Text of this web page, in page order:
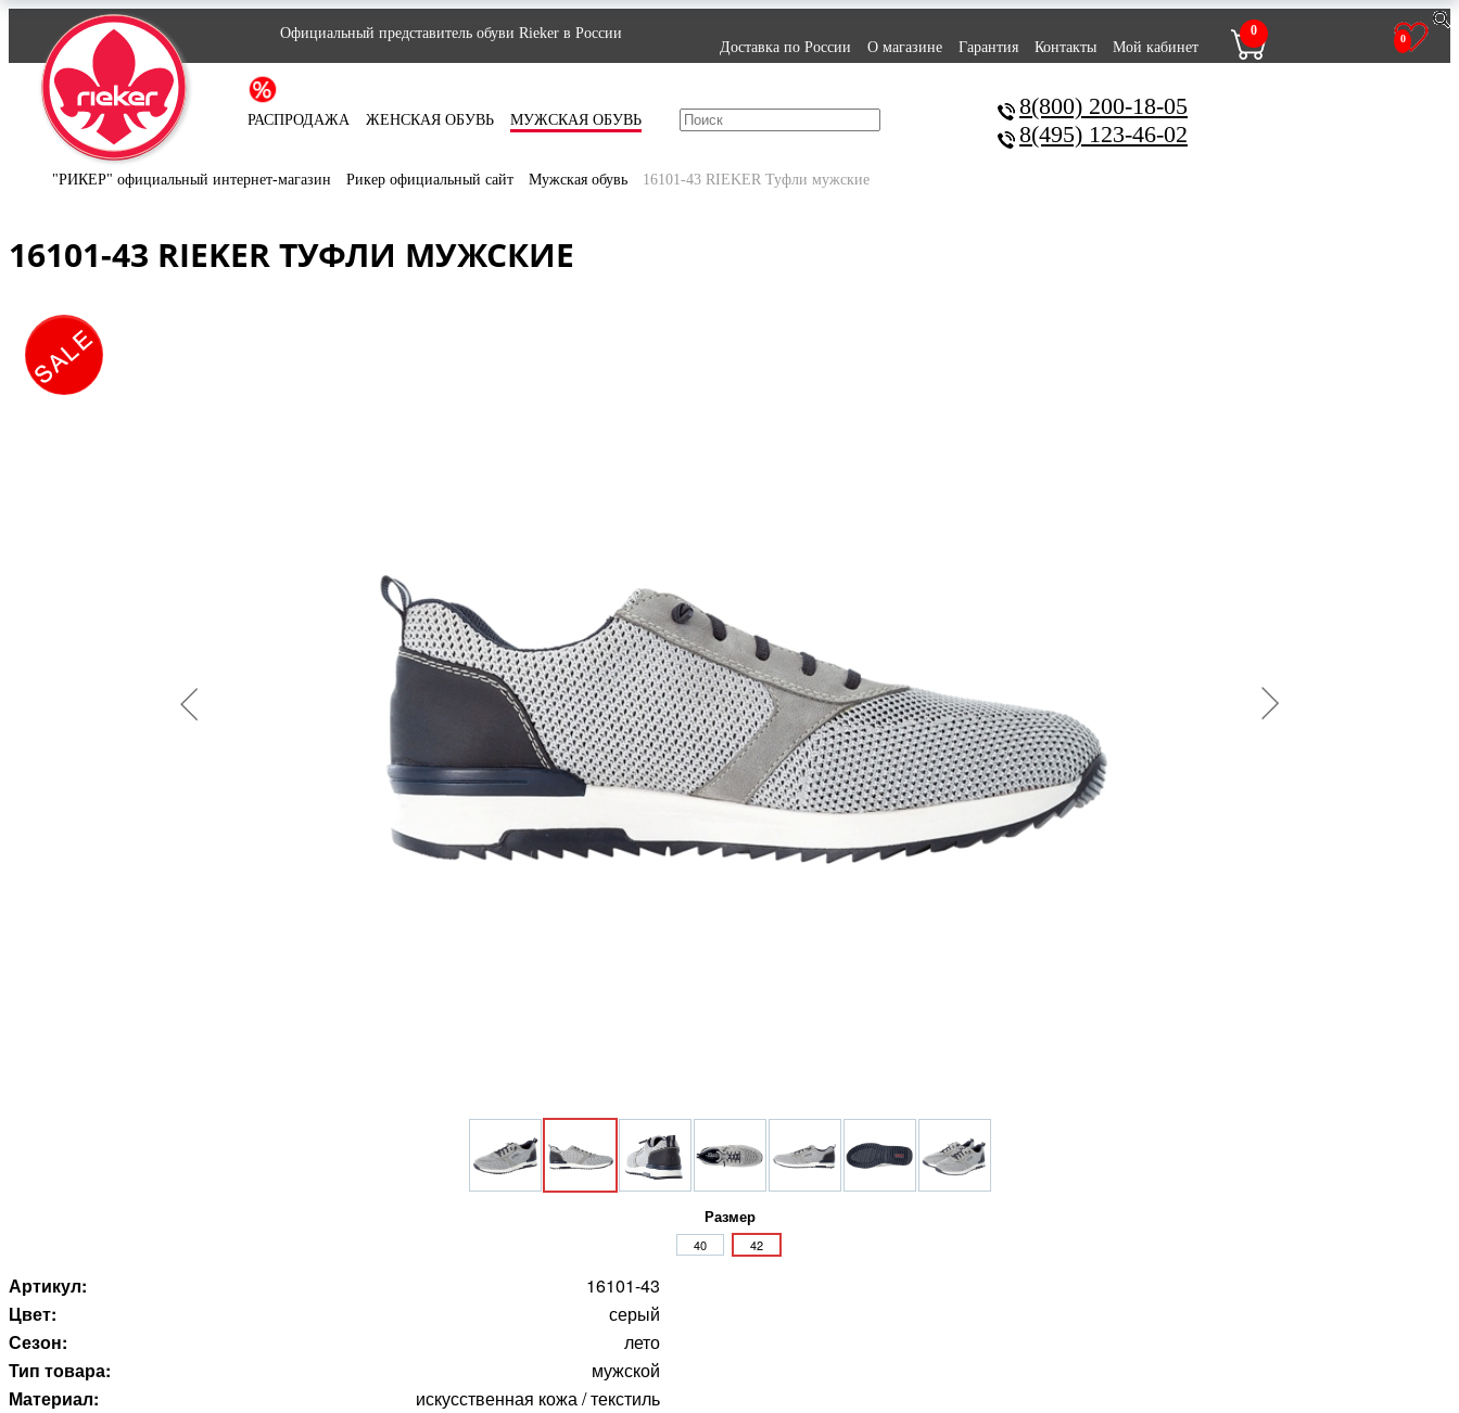
0
0
Официальный представитель обуви Rieker в России
Доставка по России
О магазине Гарантия Контакты Мой кабинет
РАСПРОДАЖА ЖЕНСКАЯ ОБУВЬ МУЖСКАЯ ОБУВЬ
8(800) 200-18-05
8(495) 123-46-02
"РИКЕР" официальный интернет-магазин Рикер официальный сайт Мужская обувь 16101-43 RIEKER Туфли мужские
16101-43 RIEKER ТУФЛИ МУЖСКИЕ
Размер
40 42
Артикул:
16101-43
Цвет:
серый
Сезон:
лето
Тип товара:
мужской
Материал:
искусственная кожа / текстиль